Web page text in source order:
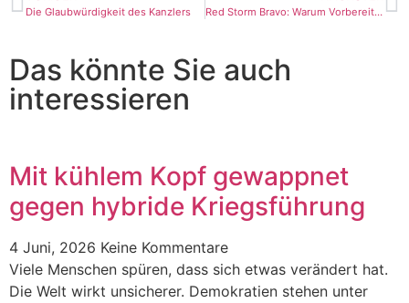
Die Glaubwürdigkeit des Kanzlers Red Storm Bravo: Warum Vorbereitung kein Widerspruch zu Frieden ist
Das könnte Sie auch
interessieren
Mit kühlem Kopf gewappnet
gegen hybride Kriegsführung
4 Juni, 2026 Keine Kommentare
Viele Menschen spüren, dass sich etwas verändert hat.
Die Welt wirkt unsicherer. Demokratien stehen unter